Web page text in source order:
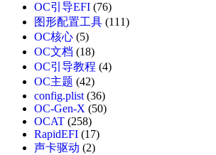
OC引导EFI (76)
图形配置工具 (111)
OC核心 (5)
OC文档 (18)
OC引导教程 (4)
OC主题 (42)
config.plist(36)
OC-Gen-X (50)
OCAT (258)
RapidEFI (17)
声卡驱动 (2)